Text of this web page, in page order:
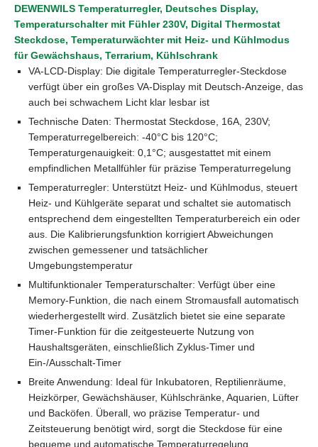
DEWENWILS Temperaturregler, Deutsches Display,
Temperaturschalter mit Fühler 230V, Digital Thermostat
Steckdose, Temperaturwächter mit Heiz- und Kühlmodus
für Gewächshaus, Terrarium, Kühlschrank
VA-LCD-Display: Die digitale Temperaturregler-Steckdose
verfügt über ein großes VA-Display mit Deutsch-Anzeige, das
auch bei schwachem Licht klar lesbar ist
Technische Daten: Thermostat Steckdose, 16A, 230V;
Temperaturregelbereich: -40°C bis 120°C;
Temperaturgenauigkeit: 0,1°C; ausgestattet mit einem
empfindlichen Metallfühler für präzise Temperaturregelung
Temperaturregler: Unterstützt Heiz- und Kühlmodus, steuert
Heiz- und Kühlgeräte separat und schaltet sie automatisch
entsprechend dem eingestellten Temperaturbereich ein oder
aus. Die Kalibrierungsfunktion korrigiert Abweichungen
zwischen gemessener und tatsächlicher
Umgebungstemperatur
Multifunktionaler Temperaturschalter: Verfügt über eine
Memory-Funktion, die nach einem Stromausfall automatisch
wiederhergestellt wird. Zusätzlich bietet sie eine separate
Timer-Funktion für die zeitgesteuerte Nutzung von
Haushaltsgeräten, einschließlich Zyklus-Timer und
Ein-/Ausschalt-Timer
Breite Anwendung: Ideal für Inkubatoren, Reptilienräume,
Heizkörper, Gewächshäuser, Kühlschränke, Aquarien, Lüfter
und Backöfen. Überall, wo präzise Temperatur- und
Zeitsteuerung benötigt wird, sorgt die Steckdose für eine
bequeme und automatische Temperaturregelung